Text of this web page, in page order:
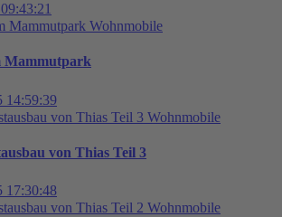
Wohnmobile
Mammutpark
14:59:39
Wohnmobile
von Thias Teil 3
17:30:48
Wohnmobile